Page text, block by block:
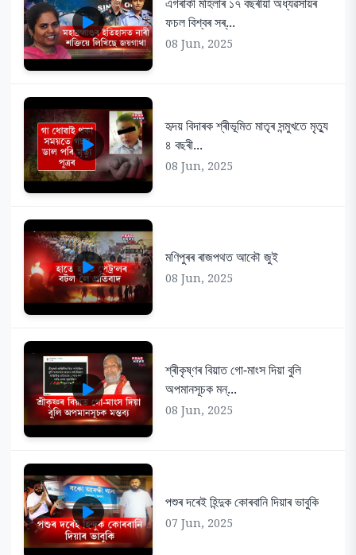
ফচল বিশ্বৰ সৰ্...
08 Jun, 2025
হৃদয় বিদাৰক শ্ৰীভূমিত মাতৃৰ সন্মুখতে মৃত্যু
৪ বছৰী...
08 Jun, 2025
মণিপুৰৰ ৰাজপথত আকৌ জুই
08 Jun, 2025
শ্ৰীকৃষ্ণৰ বিয়াত গো-মাংস দিয়া বুলি
অপমানসূচক মন্...
08 Jun, 2025
পশুৰ দৰেই হিন্দুক কোৰবানি দিয়াৰ ভাবুকি
07 Jun, 2025